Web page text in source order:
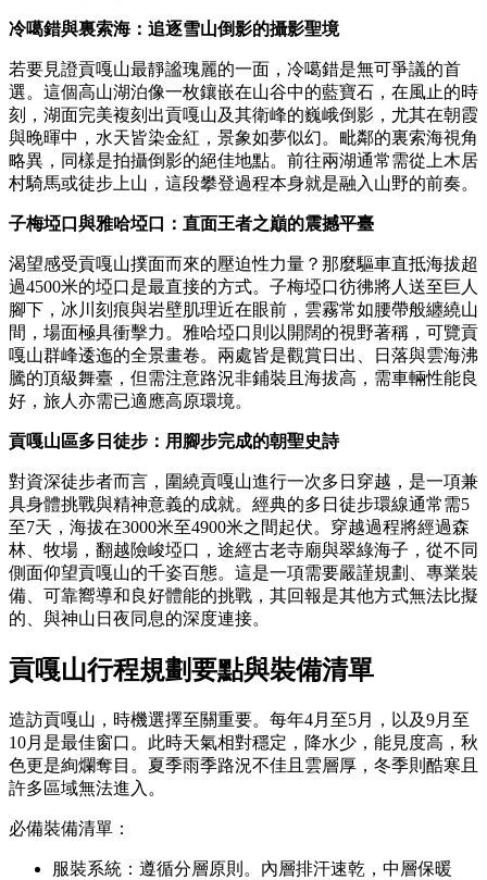
冷噶錯與裏索海：追逐雪山倒影的攝影聖境
若要見證貢嘎山最靜謐瑰麗的一面，冷噶錯是無可爭議的首
選。這個高山湖泊像一枚鑲嵌在山谷中的藍寶石，在風止的時
刻，湖面完美複刻出貢嘎山及其衛峰的巍峨倒影，尤其在朝霞
與晚暉中，水天皆染金紅，景象如夢似幻。毗鄰的裏索海視角
略異，同樣是拍攝倒影的絕佳地點。前往兩湖通常需從上木居
村騎馬或徒步上山，這段攀登過程本身就是融入山野的前奏。
子梅埡口與雅哈埡口：直面王者之巔的震撼平臺
渴望感受貢嘎山撲面而來的壓迫性力量？那麼驅車直抵海拔超
過4500米的埡口是最直接的方式。子梅埡口彷彿將人送至巨人
腳下，冰川刻痕與岩壁肌理近在眼前，雲霧常如腰帶般纏繞山
間，場面極具衝擊力。雅哈埡口則以開闊的視野著稱，可覽貢
嘎山群峰逶迤的全景畫卷。兩處皆是觀賞日出、日落與雲海沸
騰的頂級舞臺，但需注意路況非鋪裝且海拔高，需車輛性能良
好，旅人亦需已適應高原環境。
貢嘎山區多日徒步：用腳步完成的朝聖史詩
對資深徒步者而言，圍繞貢嘎山進行一次多日穿越，是一項兼
具身體挑戰與精神意義的成就。經典的多日徒步環線通常需5
至7天，海拔在3000米至4900米之間起伏。穿越過程將經過森
林、牧場，翻越險峻埡口，途經古老寺廟與翠綠海子，從不同
側面仰望貢嘎山的千姿百態。這是一項需要嚴謹規劃、專業裝
備、可靠嚮導和良好體能的挑戰，其回報是其他方式無法比擬
的、與神山日夜同息的深度連接。
貢嘎山行程規劃要點與裝備清單
造訪貢嘎山，時機選擇至關重要。每年4月至5月，以及9月至
10月是最佳窗口。此時天氣相對穩定，降水少，能見度高，秋
色更是絢爛奪目。夏季雨季路況不佳且雲層厚，冬季則酷寒且
許多區域無法進入。
必備裝備清單：
服裝系統：遵循分層原則。內層排汗速乾，中層保暖